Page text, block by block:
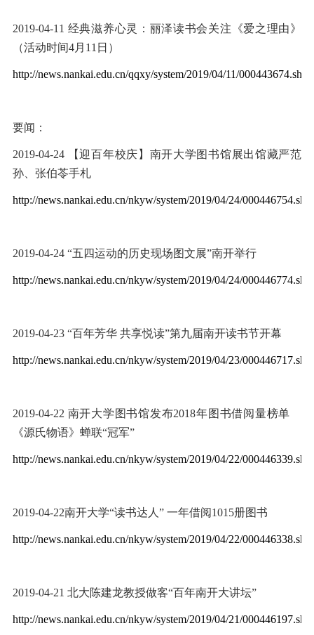
2019-04-11 经典滋养心灵：丽泽读书会关注《爱之理由》
（活动时间4月 11 日）
http://news.nankai.edu.cn/qqxy/system/2019/04/11/
要闻：
2019-04-24
【迎百年校庆】南开大学图书馆展出馆藏严范
孙、张伯苓手札
http://news.nankai.edu.cn/nkyw/system/2019/04/24/
2019-04-24 “五四运动的历史现场图文展”南开举行
http://news.nankai.edu.cn/nkyw/system/2019/04/24/
2019-04-23 “百年芳华 共享悦读”第九届南开读书节开幕
http://news.nankai.edu.cn/nkyw/system/2019/04/23/
2019-04-22 南开大学图书馆发布2018年图书借阅量榜单
《源氏物语》蝉联“冠军”
http://news.nankai.edu.cn/nkyw/system/2019/04/22/
2019-04-22南开大学“读书达人” 一年借阅1015册图书
http://news.nankai.edu.cn/nkyw/system/2019/04/22/
2019-04-21 北大陈建龙教授做客“百年南开大讲坛”
http://news.nankai.edu.cn/nkyw/system/2019/04/21/